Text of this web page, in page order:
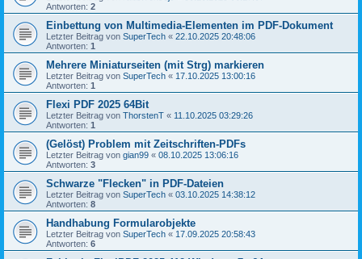
Antworten: 2
Einbettung von Multimedia-Elementen im PDF-Dokument
Letzter Beitrag von SuperTech « 22.10.2025 20:48:06
Antworten: 1
Mehrere Miniaturseiten (mit Strg) markieren
Letzter Beitrag von SuperTech « 17.10.2025 13:00:16
Antworten: 1
Flexi PDF 2025 64Bit
Letzter Beitrag von ThorstenT « 11.10.2025 03:29:26
Antworten: 1
(Gelöst) Problem mit Zeitschriften-PDFs
Letzter Beitrag von gian99 « 08.10.2025 13:06:16
Antworten: 3
Schwarze "Flecken" in PDF-Dateien
Letzter Beitrag von SuperTech « 03.10.2025 14:38:12
Antworten: 8
Handhabung Formularobjekte
Letzter Beitrag von SuperTech « 17.09.2025 20:58:43
Antworten: 6